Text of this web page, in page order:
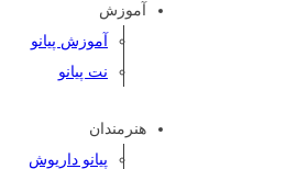
آموزش
آموزش پیانو
نت پیانو
هنرمندان
پیانو داریوش